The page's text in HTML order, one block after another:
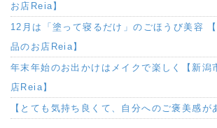
お店Reia】
12月は「塗って寝るだけ」のごほうび美容
品のお店Reia】
年末年始のお出かけはメイクで楽しく【新潟
店Reia】
【とても気持ち良くて、自分へのご褒美感が